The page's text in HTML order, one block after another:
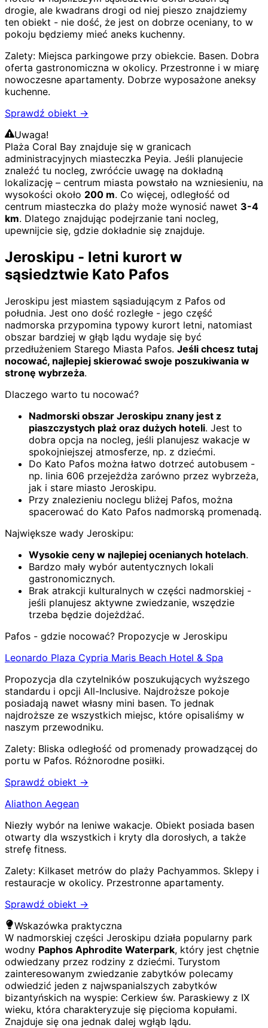
drogie, ale kwadrans drogi od niej pieszo znajdziemy
ten obiekt - nie dość, że jest on dobrze oceniany, to w
pokoju będziemy mieć aneks kuchenny.
Zalety: Miejsca parkingowe przy obiekcie. Basen. Dobra
oferta gastronomiczna w okolicy. Przestronne i w miarę
nowoczesne apartamenty. Dobrze wyposażone aneksy
kuchenne.
Sprawdź obiekt →
Uwaga!
Plaża Coral Bay znajduje się w granicach
administracyjnych miasteczka Peyia. Jeśli planujecie
znaleźć tu nocleg, zwróćcie uwagę na dokładną
lokalizację – centrum miasta powstało na wzniesieniu, na
wysokości około 200 m. Co więcej, odległość od
centrum miasteczka do plaży może wynosić nawet 3-4
km. Dlatego znajdując podejrzanie tani nocleg,
upewnijcie się, gdzie dokładnie się znajduje.
Jeroskipu - letni kurort w
sąsiedztwie Kato Pafos
Jeroskipu jest miastem sąsiadującym z Pafos od
południa. Jest ono dość rozległe - jego część
nadmorska przypomina typowy kurort letni, natomiast
obszar bardziej w głąb lądu wydaje się być
przedłużeniem Starego Miasta Pafos. Jeśli chcesz tutaj
nocować, najlepiej skierować swoje poszukiwania w
stronę wybrzeża.
Dlaczego warto tu nocować?
Nadmorski obszar Jeroskipu znany jest z
piaszczystych plaż oraz dużych hoteli. Jest to
dobra opcja na nocleg, jeśli planujesz wakacje w
spokojniejszej atmosferze, np. z dziećmi.
Do Kato Pafos można łatwo dotrzeć autobusem -
np. linia 606 przejeżdża zarówno przez wybrzeża,
jak i stare miasto Jeroskipu.
Przy znalezieniu noclegu bliżej Pafos, można
spacerować do Kato Pafos nadmorską promenadą.
Największe wady Jeroskipu:
Wysokie ceny w najlepiej ocenianych hotelach.
Bardzo mały wybór autentycznych lokali
gastronomicznych.
Brak atrakcji kulturalnych w części nadmorskiej -
jeśli planujesz aktywne zwiedzanie, wszędzie
trzeba będzie dojeżdżać.
Pafos - gdzie nocować? Propozycje w Jeroskipu
Leonardo Plaza Cypria Maris Beach Hotel & Spa
Propozycja dla czytelników poszukujących wyższego
standardu i opcji All-Inclusive. Najdroższe pokoje
posiadają nawet własny mini basen. To jednak
najdroższe ze wszystkich miejsc, które opisaliśmy w
naszym przewodniku.
Zalety: Bliska odległość od promenady prowadzącej do
portu w Pafos. Różnorodne posiłki.
Sprawdź obiekt →
Aliathon Aegean
Niezły wybór na leniwe wakacje. Obiekt posiada basen
otwarty dla wszystkich i kryty dla dorosłych, a także
strefę fitness.
Zalety: Kilkaset metrów do plaży Pachyammos. Sklepy i
restauracje w okolicy. Przestronne apartamenty.
Sprawdź obiekt →
Wskazówka praktyczna
W nadmorskiej części Jeroskipu działa popularny park
wodny Paphos Aphrodite Waterpark, który jest chętnie
odwiedzany przez rodziny z dziećmi. Turystom
zainteresowanym zwiedzanie zabytków polecamy
odwiedzić jeden z najwspanialszych zabytków
bizantyńskich na wyspie: Cerkiew św. Paraskiewy z IX
wieku, która charakteryzuje się pięcioma kopułami.
Znajduje się ona jednak dalej wgłąb lądu.